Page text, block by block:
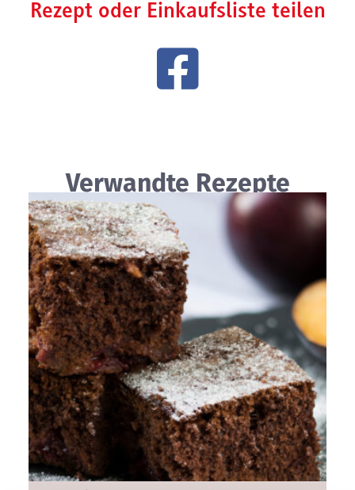
Rezept oder Einkaufsliste teilen
Verwandte Rezepte